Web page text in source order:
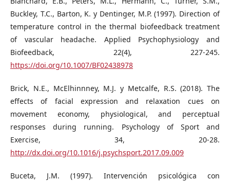
Buckley, T.C., Barton, K. y Dentinger, M.P. (1997). Direction of
temperature control in the thermal biofeedback treatment
of vascular headache. Applied Psychophysiology and
Biofeedback, 22(4), 227-245.
https://doi.org/10.1007/BF02438978
Brick, N.E., McElhinnney, M.J. y Metcalfe, R.S. (2018). The
effects of facial expression and relaxation cues on
movement economy, physiological, and perceptual
responses during running. Psychology of Sport and
Exercise, 34, 20-28.
http://dx.doi.org/10.1016/j.psychsport.2017.09.009
Buceta, J.M. (1997). Intervención psicológica con